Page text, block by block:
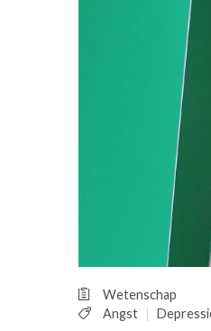
Wetenschap
Angst